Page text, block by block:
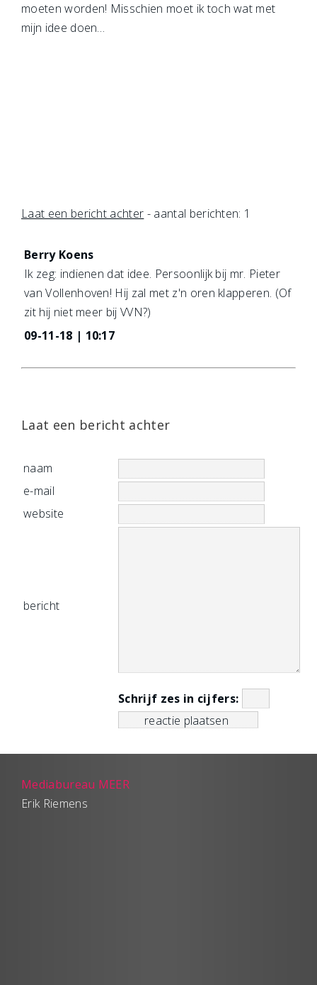
moeten worden! Misschien moet ik toch wat met
mijn idee doen…
Laat een bericht achter - aantal berichten: 1
Berry Koens
Ik zeg: indienen dat idee. Persoonlijk bij mr. Pieter
van Vollenhoven! Hij zal met z'n oren klapperen. (Of
zit hij niet meer bij VVN?)
09-11-18 | 10:17
Laat een bericht achter
naam
e-mail
website
bericht
Schrijf zes in cijfers:
Mediabureau MEER
Erik Riemens